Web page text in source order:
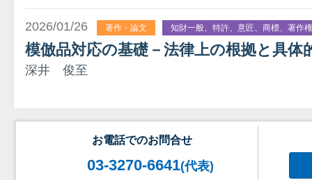
2026/01/26 著作・論文 知財一般、特許、意匠、商標、著作
模倣品対応の基礎－法律上の根拠と具体
深井 俊至
お電話でのお問合せ
03-3270-6641(代表)